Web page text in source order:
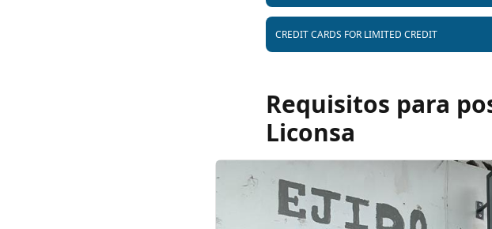
CREDIT CARDS FOR LIMITED CREDIT
Requisitos para
Liconsa